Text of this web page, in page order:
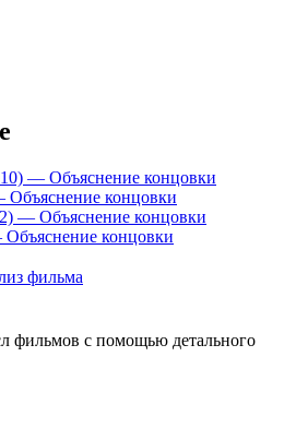
— Объяснение концовки
концовки
— Объяснение концовки
концовки
фильма
фильмов с помощью детального